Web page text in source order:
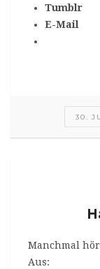
Tumblr
E-Mail
30.
Manchmal
Aus: